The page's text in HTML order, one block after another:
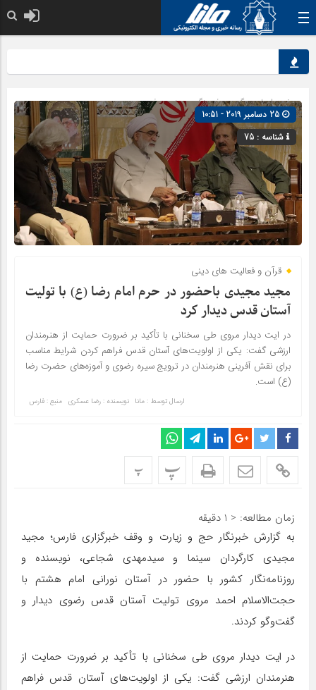
صفحه اصلی» گروه »فرهنگ و هنر»مذهبی
شناسه : 75
قرآن و فعالیت های دینی
مجید مجیدی باحضور در حرم امام رضا (ع) با تولیت
آستان قدس دیدار کرد
در ایت دیدار مروی طی سخنانی با تأکید بر ضرورت حمایت از هنرمندان
ارزشی گفت: یکی از اولویت‌های آستان قدس فراهم کردن شرایط مناسب
برای نقش آفرینی هنرمندان در ترویج سیره رضوی و آموزه‌های حضرت رضا
(ع) است.
ارسال توسط : مانا نویسنده : رضا عسکری منبع : فارس
پ پ
زمان مطالعه: < 1
دقیقه
به گزارش خبرنگار حج و زیارت و وقف خبرگزاری فارس؛ مجید
مجیدی کارگردان سینما و سیدمهدی شجاعی، نویسنده و
روزنامه‌نگار کشور با حضور در آستان نورانی امام هشتم با
حجت‌الاسلام احمد مروی تولیت آستان قدس رضوی دیدار و
گفت‌وگو کردند.
در ایت دیدار مروی طی سخنانی با تأکید بر ضرورت حمایت از
هنرمندان ارزشی گفت: یکی از اولویت‌های آستان قدس فراهم